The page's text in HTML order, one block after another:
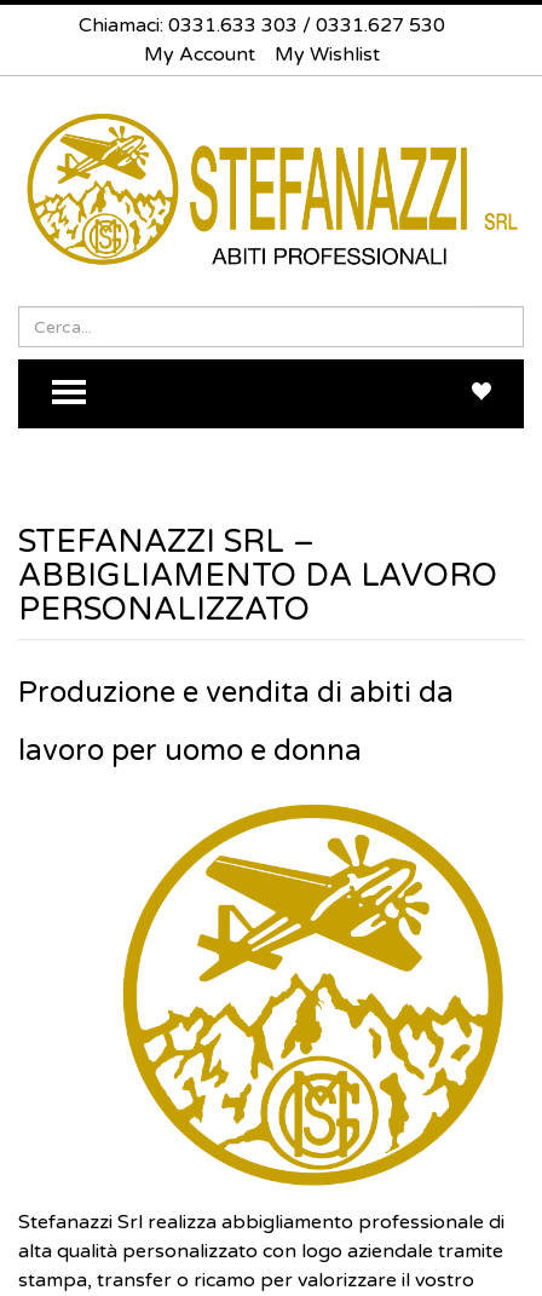
Chiamaci: 0331.633 303 / 0331.627 530
My Account
My Wishlist
Search
TOGGLE MENU
STEFANAZZI SRL –
ABBIGLIAMENTO DA LAVORO
PERSONALIZZATO
Produzione e vendita di abiti da
lavoro per uomo e donna
Stefanazzi Srl realizza abbigliamento professionale di
alta qualità personalizzato con logo aziendale tramite
stampa, transfer o ricamo per valorizzare il vostro